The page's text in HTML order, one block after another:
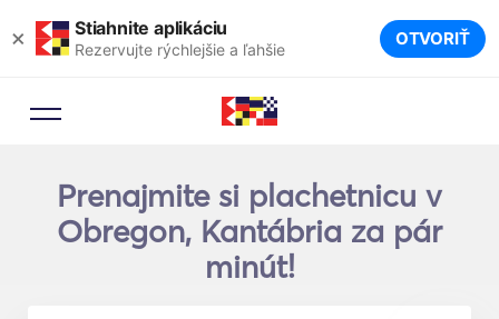
× Stiahnite aplikáciu
Rezervujte rýchlejšie a ľahšie OTVORIŤ
Prenajmite si plachetnicu v
Obregon, Kantábria za pár
minút!